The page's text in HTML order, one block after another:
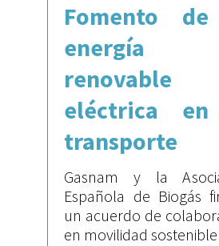
Fomento
energía
renovable
eléctrica
transporte
Gasnam y la
Española de Biogás
un acuerdo de
en movilidad